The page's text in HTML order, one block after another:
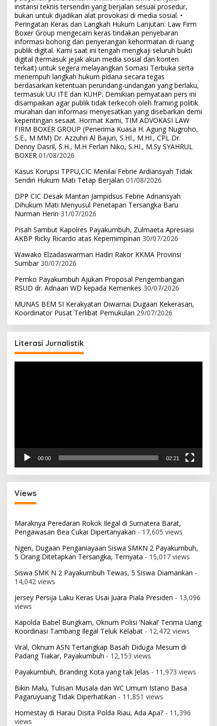
instansi teknis tersendiri yang berjalan sesuai prosedur,
bukan untuk dijadikan alat provokasi di media sosial. •
Peringatan Keras dan Langkah Hukum Lanjutan: Law Firm
Boxer Group mengecam keras tindakan penyebaran
informasi bohong dan penyerangan kehormatan di ruang
publik digital. Kami saat ini tengah mengkaji seluruh bukti
digital (termasuk jejak akun media sosial dan konten
terkait) untuk segera melayangkan Somasi Terbuka serta
menempuh langkah hukum pidana secara tegas
berdasarkan ketentuan perundang-undangan yang berlaku,
termasuk UU ITE dan KUHP. Demikian pernyataan pers ini
disampaikan agar publik tidak terkecoh oleh framing politik
murahan dan informasi menyesatkan yang disebarkan demi
kepentingan sesaat. Hormat Kami, TIM ADVOKASI LAW
FIRM BOXER GROUP (Penerima Kuasa H. Agung Nugroho,
S.E., M.MM) Dr. Azzuhri Al Bajuri, S.HI., M.HI., CPL Dr.
Denny Dasril, S.H., M.H Ferlan Niko, S.HI., M.Sy SYAHRUL
BOXER 01/08/2026
Kasus Korupsi TPPU,CIC Menilai Febrie Ardiansyah Tidak
Sendiri Hukum Mati Tetap Berjalan 01/08/2026
DPP CIC Desak Mantan Jampidsus Febrie Adriansyah
Dihukum Mati Menyusul Penetapan Tersangka Baru
Nurman Herin 31/07/2026
Pisah Sambut Kapolres Payakumbuh, Zulmaeta Apresiasi
AKBP Ricky Ricardo atas Kepemimpinan 30/07/2026
Wawako Elzadaswarman Hadiri Rakor KKMA Provinsi
Sumbar 30/07/2026
Pemko Payakumbuh Ajukan Proposal Pengembangan
RSUD dr. Adnaan WD kepada Kemenkes 30/07/2026
MUNAS BEM SI Kerakyatan Diwarnai Dugaan Kekerasan,
Koordinator Pusat Terlibat Pemukulan 29/07/2026
Literasi Jurnalistik
00:00 02:21
Views
Maraknya Peredaran Rokok Ilegal di Sumatera Barat,
Pengawasan Bea Cukai Dipertanyakan - 17,605 views
Ngeri, Dugaan Penganiayaan Siswa SMKN 2 Payakumbuh,
5 Orang Ditetapkan Tersangka, Ternyata - 15,017 views
Siswa SMK N 2 Payakumbuh Tewas, 5 Siswa Diamankan -
14,042 views
Jersey Persija Laku Keras Usai Juara Piala Presiden - 13,096
views
Kapolda Babel Bungkam, Oknum Polisi ‘Nakal’ Terima Uang
Koordinasi Tambang Ilegal Teluk Kelabat - 12,472 views
Viral, Oknum ASN Tertangkap Basah Diduga Mesum di
Padang Tiakar, Payakumbuh - 12,153 views
Payakumbuh, Branding Kota yang tak Jelas - 11,973 views
Bikin Malu, Tulisan Musala dan WC Umum Istano Basa
Pagaruyuang Tidak Diperhatikan - 11,851 views
Homestay di Harau Disita Polda Riau, Ada Apa? - 11,396
views